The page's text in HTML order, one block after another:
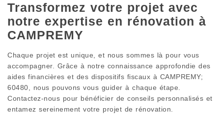
Transformez votre projet avec
notre expertise en rénovation à
CAMPREMY
Chaque projet est unique, et nous sommes là pour vous
accompagner. Grâce à notre connaissance approfondie des
aides financières et des dispositifs fiscaux à CAMPREMY;
60480, nous pouvons vous guider à chaque étape.
Contactez-nous pour bénéficier de conseils personnalisés et
entamez sereinement votre projet de rénovation.